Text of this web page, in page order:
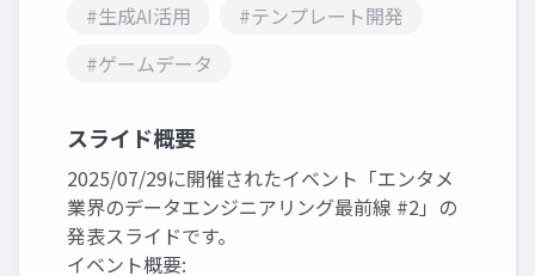
#生成AI活用
#テンプレート開発
#ゲームデータ
スライド概要
2025/07/29に開催されたイベント「エンタメ
業界のデータエンジニアリング最前線 #2」の
発表スライドです。
イベント概要: